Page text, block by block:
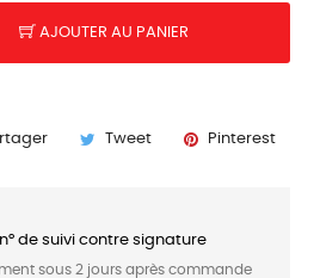
AJOUTER AU PANIER
Tweet Pinterest
de suivi contre signature
sous 2 jours après commande